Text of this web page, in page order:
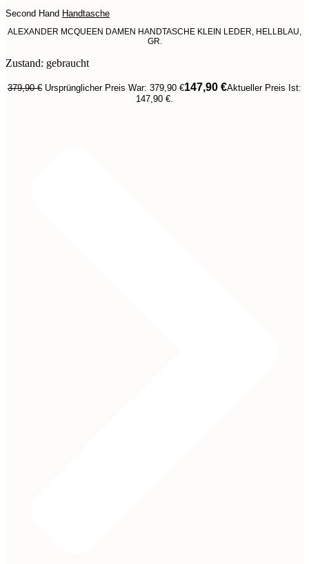
Second Hand Handtasche
ALEXANDER MCQUEEN DAMEN HANDTASCHE KLEIN LEDER, HELLBLAU,
GR.
Zustand: gebraucht
379,90€ Ursprünglicher Preis War: 379,90 €147,90 €Aktueller Preis Ist:
147,90 €.